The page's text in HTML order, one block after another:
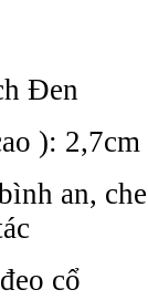
Đen
):
an,
cổ